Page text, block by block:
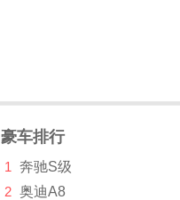
豪车排行
1 奔驰S级
2 奥迪A8